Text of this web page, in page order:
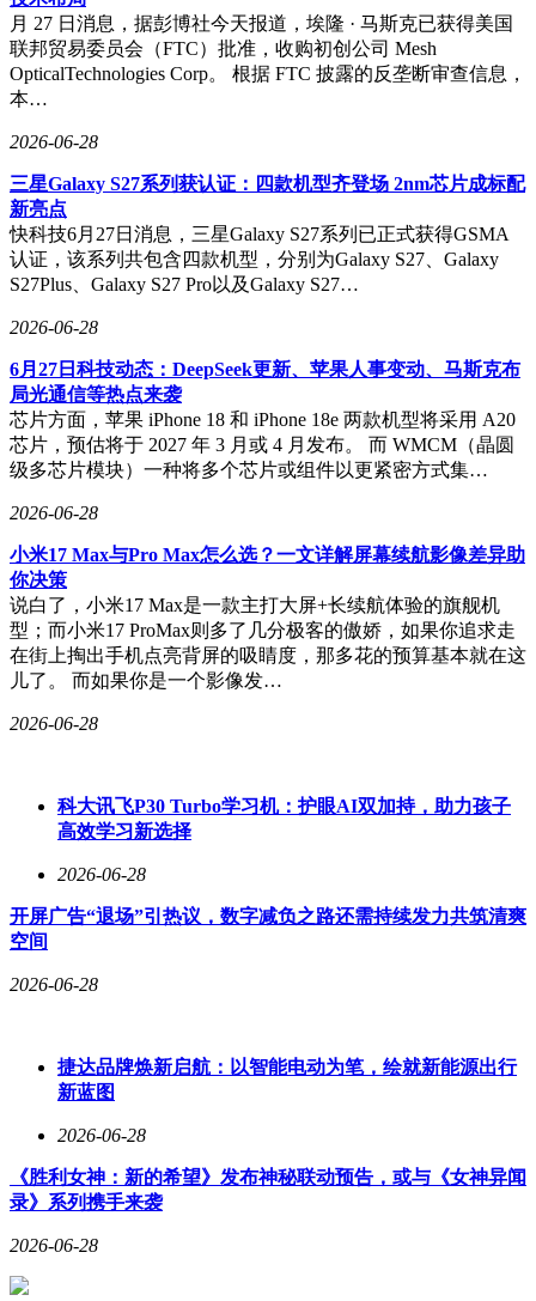
月 27 日消息，据彭博社今天报道，埃隆 · 马斯克已获得美国
联邦贸易委员会（FTC）批准，收购初创公司 Mesh
OpticalTechnologies Corp。 根据 FTC 披露的反垄断审查信息，
本…
2026-06-28
三星Galaxy S27系列获认证：四款机型齐登场 2nm芯片成标配
新亮点
快科技6月27日消息，三星Galaxy S27系列已正式获得GSMA
认证，该系列共包含四款机型，分别为Galaxy S27、Galaxy
S27Plus、Galaxy S27 Pro以及Galaxy S27…
2026-06-28
6月27日科技动态：DeepSeek更新、苹果人事变动、马斯克布
局光通信等热点来袭
芯片方面，苹果 iPhone 18 和 iPhone 18e 两款机型将采用 A20
芯片，预估将于 2027 年 3 月或 4 月发布。 而 WMCM（晶圆
级多芯片模块）一种将多个芯片或组件以更紧密方式集…
2026-06-28
小米17 Max与Pro Max怎么选？一文详解屏幕续航影像差异助
你决策
说白了，小米17 Max是一款主打大屏+长续航体验的旗舰机
型；而小米17 ProMax则多了几分极客的傲娇，如果你追求走
在街上掏出手机点亮背屏的吸睛度，那多花的预算基本就在这
儿了。 而如果你是一个影像发…
2026-06-28
科大讯飞P30 Turbo学习机：护眼AI双加持，助力孩子
高效学习新选择
2026-06-28
开屏广告“退场”引热议，数字减负之路还需持续发力共筑清爽
空间
2026-06-28
捷达品牌焕新启航：以智能电动为笔，绘就新能源出行
新蓝图
2026-06-28
《胜利女神：新的希望》发布神秘联动预告，或与《女神异闻
录》系列携手来袭
2026-06-28